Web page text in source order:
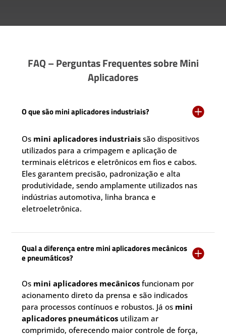
FAQ – Perguntas Frequentes sobre Mini
Aplicadores
O que são mini aplicadores industriais? 
Os mini aplicadores industriais são dispositivos
utilizados para a crimpagem e aplicação de
terminais elétricos e eletrônicos em fios e cabos.
Eles garantem precisão, padronização e alta
produtividade, sendo amplamente utilizados nas
indústrias automotiva, linha branca e
eletroeletrônica.
Qual a diferença entre mini aplicadores mecânicos
e pneumáticos?

Os mini aplicadores mecânicos funcionam por
acionamento direto da prensa e são indicados
para processos contínuos e robustos. Já os mini
aplicadores pneumáticos utilizam ar
comprimido, oferecendo maior controle de força,